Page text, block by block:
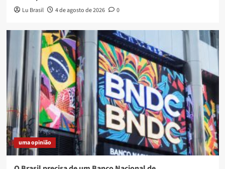
Lu Brasil 4 de agosto de 2026 0
uma opinião